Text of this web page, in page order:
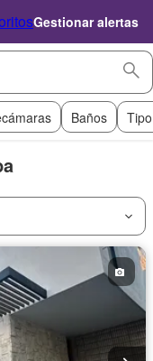
Gestionar alertas
Baños